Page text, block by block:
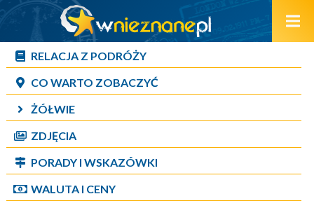
RELACJA Z PODRÓŻY
CO WARTO ZOBACZYĆ
ŻÓŁWIE
ZDJĘCIA
PORADY I WSKAZÓWKI
WALUTA I CENY